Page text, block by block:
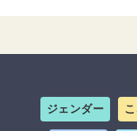
ジェンダー